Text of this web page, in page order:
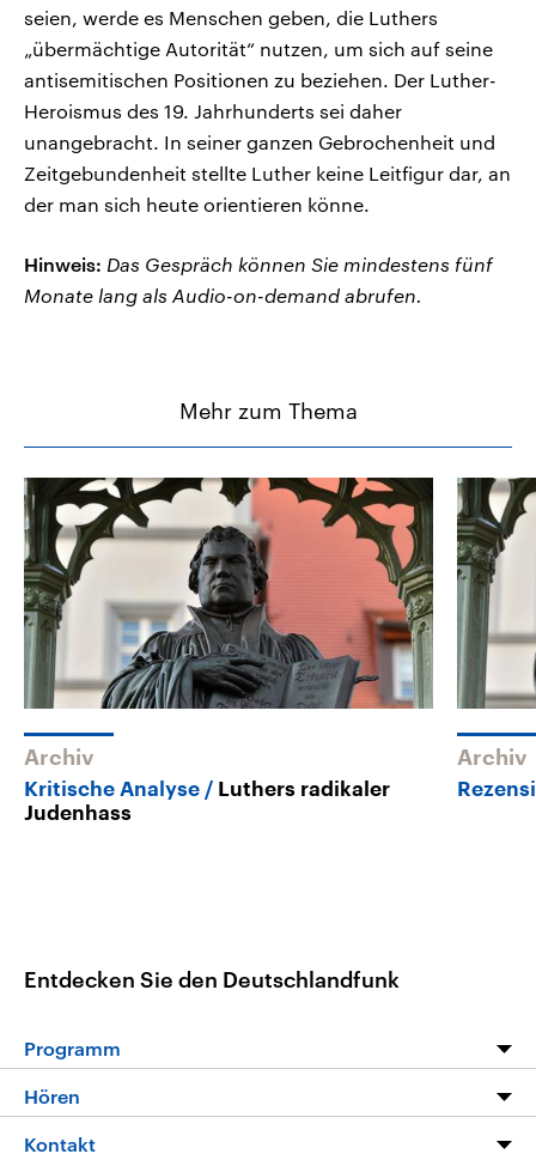
seien, werde es Menschen geben, die Luthers
„übermächtige Autorität“ nutzen, um sich auf seine
antisemitischen Positionen zu beziehen. Der Luther-
Heroismus des 19. Jahrhunderts sei daher
unangebracht. In seiner ganzen Gebrochenheit und
Zeitgebundenheit stellte Luther keine Leitfigur dar, an
der man sich heute orientieren könne.
Hinweis: Das Gespräch können Sie mindestens fünf
Monate lang als Audio-on-demand abrufen.
Mehr zum Thema
Archiv
Kritische Analyse
Luthers radikaler
Judenhass
Archiv
Entdecken Sie den Deutschlandfunk
Programm
Programm
Hören
Livestream
Kontakt